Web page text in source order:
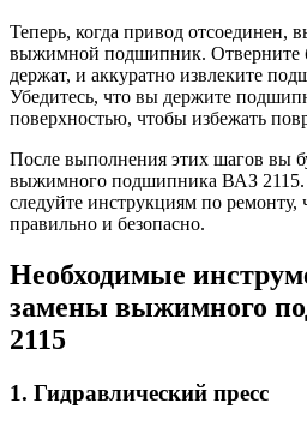
Теперь, когда привод отсоединен,
выжимной подшипник. Отверните
держат, и аккуратно извлеките
Убедитесь, что вы держите
поверхностью, чтобы избежать
После выполнения этих шагов вы
выжимного подшипника ВАЗ 2115.
следуйте инструкциям по ремонту,
правильно и безопасно.
Необходимые
замены выжимного
2115
1. Гидравлический пресс